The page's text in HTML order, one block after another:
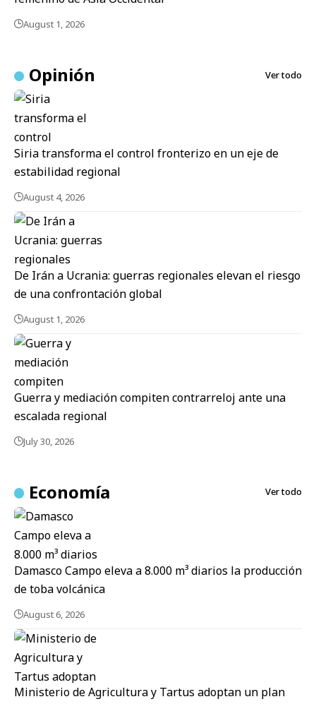
August 1, 2026
Opinión Ver todo
Siria transforma el control fronterizo en un eje de
estabilidad regional
August 4, 2026
De Irán a Ucrania: guerras regionales elevan el riesgo
de una confrontación global
August 1, 2026
Guerra y mediación compiten contrarreloj ante una
escalada regional
July 30, 2026
Economía Ver todo
Damasco Campo eleva a 8.000 m³ diarios la producción
de toba volcánica
August 6, 2026
Ministerio de Agricultura y Tartus adoptan un plan